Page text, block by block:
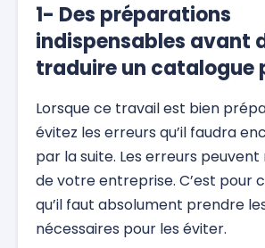
1- Des préparations
indispensables avant
traduire un catalogue
Lorsque ce travail est bien
évitez les erreurs qu’il faudra
par la suite. Les erreurs peuvent
de votre entreprise. C’est pour
qu’il faut absolument prendre
nécessaires pour les éviter.